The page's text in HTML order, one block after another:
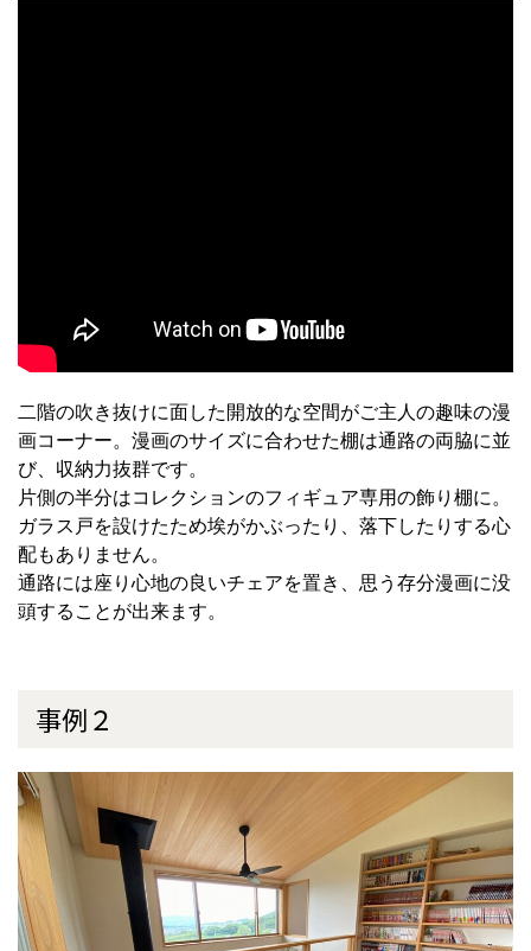
二階の吹き抜けに面した開放的な空間がご主人の趣味の漫
画コーナー。漫画のサイズに合わせた棚は通路の両脇に並
び、収納力抜群です。
片側の半分はコレクションのフィギュア専用の飾り棚に。
ガラス戸を設けたため埃がかぶったり、落下したりする心
配もありません。
通路には座り心地の良いチェアを置き、思う存分漫画に没
頭することが出来ます。
事例２